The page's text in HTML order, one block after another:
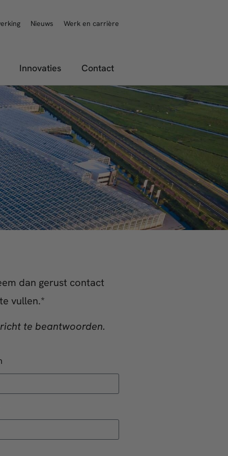
Nieuws Werk en carrière
Innovaties Contact
dan gerust contact
vullen.*
te beantwoorden.